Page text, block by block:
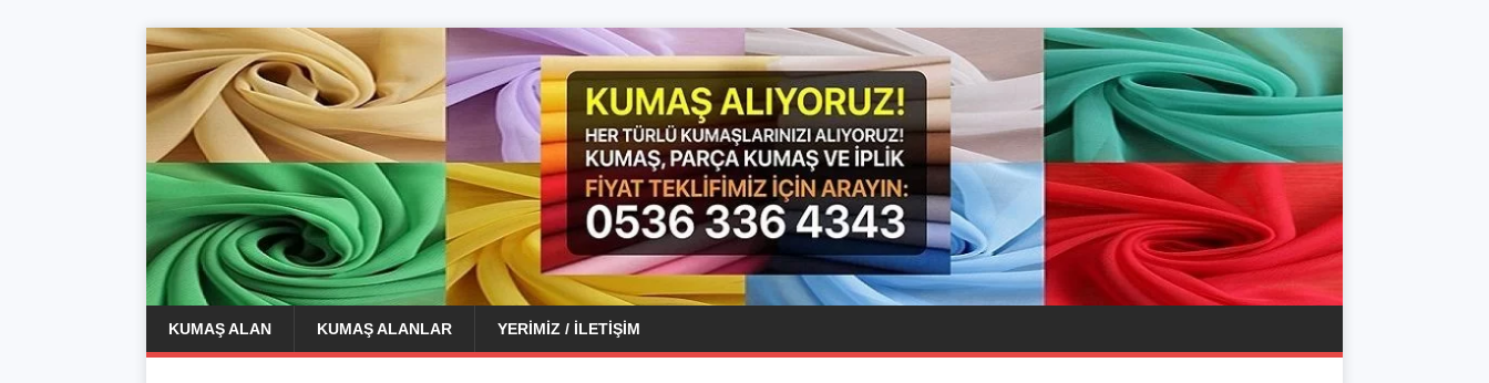
KUMAŞ ALAN KUMAŞ ALANLAR YERIMIZ / İLETIŞIM